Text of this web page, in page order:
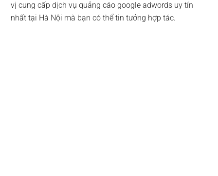
vị cung cấp dịch vụ quảng cáo google adwords uy tín
nhất tại Hà Nội mà bạn có thể tin tưởng hợp tác.